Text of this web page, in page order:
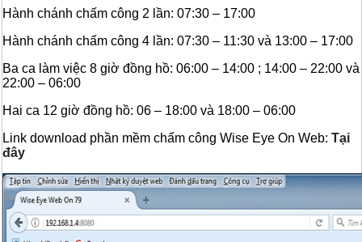
Hành chánh chấm công 2 lần: 07:30 – 17:00
Hành chánh chấm công 4 lần: 07:30 – 11:30 và 13:00 – 17:00
Ba ca làm việc 8 giờ đồng hồ: 06:00 – 14:00 ; 14:00 – 22:00 và
22:00 – 06:00
Hai ca 12 giờ đồng hồ: 06 – 18:00 và 18:00 – 06:00
Link download phần mềm chấm công Wise Eye On Web:Tại
đây